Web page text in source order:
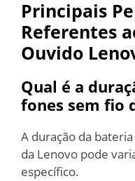
Principais
Referentes
Ouvido
Qual é a
fones sem fio
A duração da
da Lenovo pode
específico.